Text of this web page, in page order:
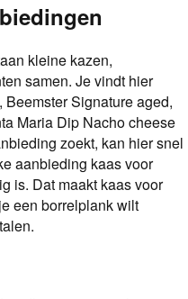
kleine kazen,
samen. Je vindt hier
Signature aged,
Maria Dip Nacho cheese
zoekt, kan hier snel
aanbieding kaas voor
is. Dat maakt kaas voor
een borrelplank wilt